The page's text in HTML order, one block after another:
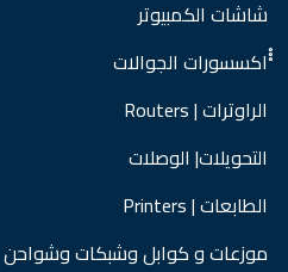
شاشات الكمبيوتر
ْْْاكسسورات الجوالات
الراوترات | Routers
التحويلات| الوصلات
الطابعات | Printers
موزعات و كوابل وشبكات وشواحن